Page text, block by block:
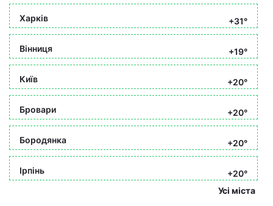
Харків +31°
Вінниця +19°
Київ +20°
Бровари +20°
Бородянка +20°
Ірпінь
+20°
Усі міста